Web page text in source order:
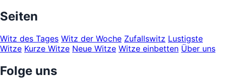
Seiten
Witz des Tages Witz der Woche Zufallswitz Lustigste
Witze Kurze Witze Neue Witze Witze einbetten Über uns
Folge uns